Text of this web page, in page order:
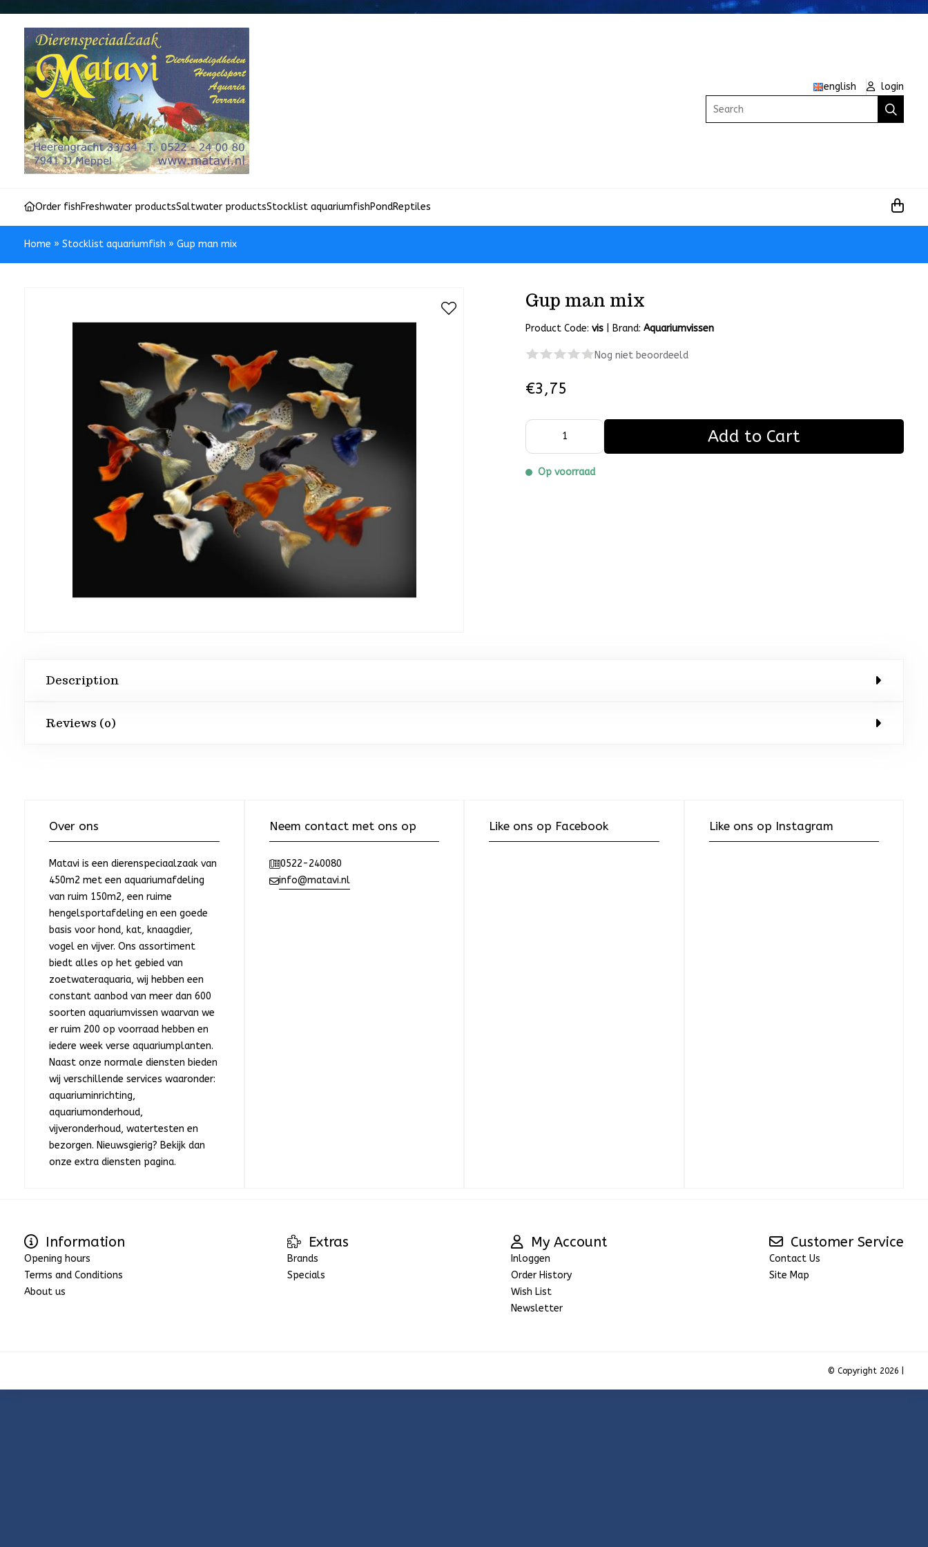
english
login
Search
Order fishFreshwater productsSaltwater productsStocklist aquariumfishPondReptiles
Home » Stocklist aquariumfish » Gup man mix
Gup man mix
Product Code:vis Brand:Aquariumvissen
Nog niet beoordeeld
€3,75
Add to Cart
Op voorraad
Description
Reviews (0)
Over ons
Matavi is een dierenspeciaalzaak van
450m2 met een aquariumafdeling
van ruim 150m2, een ruime
hengelsportafdeling en een goede
basis voor hond, kat, knaagdier,
vogel en vijver. Ons assortiment
biedt alles op het gebied van
zoetwateraquaria, wij hebben een
constant aanbod van meer dan 600
soorten aquariumvissen waarvan we
er ruim 200 op voorraad hebben en
iedere week verse aquariumplanten.
Naast onze normale diensten bieden
wij verschillende services waaronder:
aquariuminrichting,
aquariumonderhoud,
vijveronderhoud, watertesten en
bezorgen. Nieuwsgierig? Bekijk dan
onze extra diensten pagina.
Neem contact met ons op
0522-240080
info@matavi.nl
Like ons op Facebook Like ons op Instagram
Information
Opening hours
Terms and Conditions
About us
Extras
Brands
Specials
My Account
Inloggen
Order History
Wish List
Newsletter
Customer Service
Contact Us
Site Map
© Copyright 2026 |